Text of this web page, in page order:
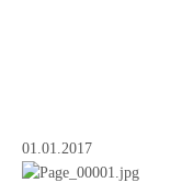
01.01.2017